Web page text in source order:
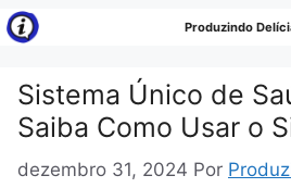
Pular
para
conteúdo
Produzindo
Sistema Único de
Saiba Como Usar o
dezembro 31, 2024 Por